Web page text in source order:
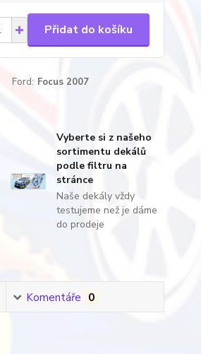
Přidat do košíku
Ford: Focus 2007
Vyberte si z našeho
sortimentu dekálů
podle filtru na
stránce
Naše dekály vždy
testujeme než je dáme
do prodeje
Komentáře 0